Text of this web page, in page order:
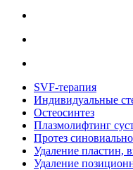
SVF-терапия
Индивидуальные
Остеосинтез
Плазмолифтинг
Протез
Удаление пластин,
Удаление